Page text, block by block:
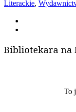
Literackie,
Bibliotekara na
To